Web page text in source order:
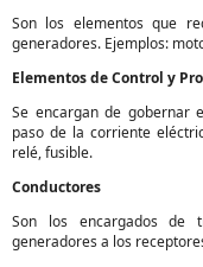
Son los elementos que
generadores. Ejemplos:
Elementos de Control y
Se encargan de gobernar
paso de la corriente
relé, fusible.
Conductores
Son los encargados de
generadores a los